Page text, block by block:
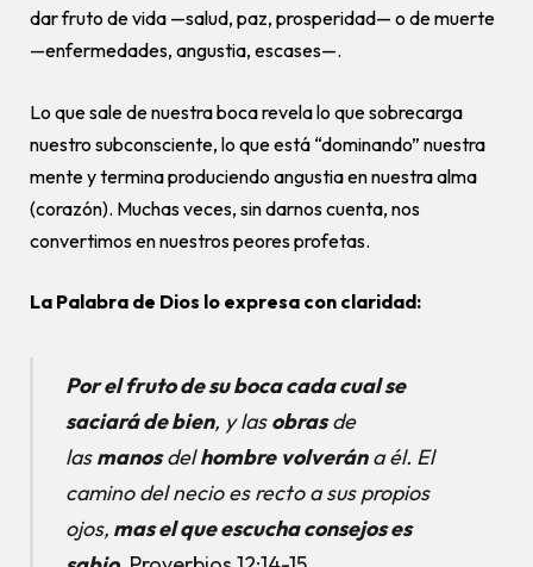
dar fruto de vida —salud, paz, prosperidad— o de muerte
—enfermedades, angustia, escases—.
Lo que sale de nuestra boca revela lo que sobrecarga
nuestro subconsciente, lo que está “dominando” nuestra
mente y termina produciendo angustia en nuestra alma
(corazón). Muchas veces, sin darnos cuenta, nos
convertimos en nuestros peores profetas.
La Palabra de Dios lo expresa con claridad:
Por el fruto de su boca cada cual se
saciará de bien, y lasobrasde
lasmanosdelhombre volverána él. El
camino del necio es recto a sus propios
ojos, mas el que escucha consejos es